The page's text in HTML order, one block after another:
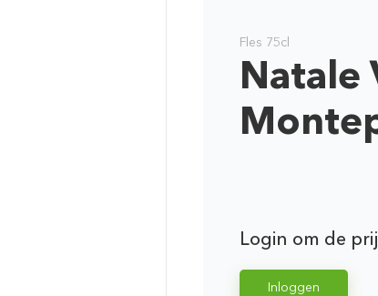
Fles 75cl
Natale
Login om de
Inloggen